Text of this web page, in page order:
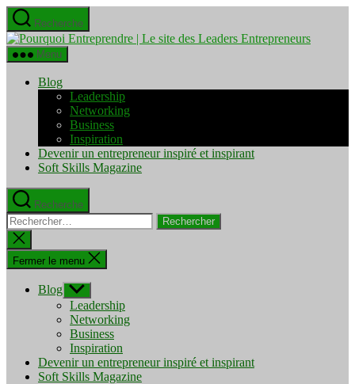
Aller
au
contenu
Recherche
Pourquoi
Menu
Blog
Leadership
Networking
Business
Inspiration
Devenir un entrepreneur inspiré et inspirant
Soft Skills Magazine
Recherche
Rechercher :
Fermer
la
recherche
Fermer le menu
Blog Afficher
le
sous-
menu
Leadership
Networking
Business
Inspiration
Devenir un entrepreneur inspiré et inspirant
Soft Skills Magazine